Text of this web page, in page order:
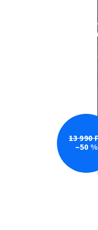
13 990
–50 %